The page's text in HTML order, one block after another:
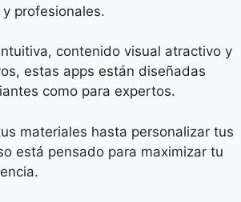
profesionales.
contenido visual atractivo y
estas apps están diseñadas
como para expertos.
materiales hasta personalizar tus
está pensado para maximizar tu